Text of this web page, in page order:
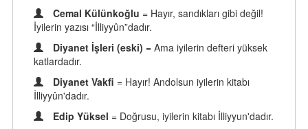
Cemal Külünkoğlu = Hayır, sandıkları gibi değil!
İyilerin yazısı “İlliyyûn”dadır.
Diyanet İşleri (eski) = Ama iyilerin defteri yüksek
katlardadır.
Diyanet Vakfi = Hayır! Andolsun iyilerin kitabı
İlliyyûn'dadır.
Edip Yüksel = Doğrusu, iyilerin kitabı İlliyyun'dadır.